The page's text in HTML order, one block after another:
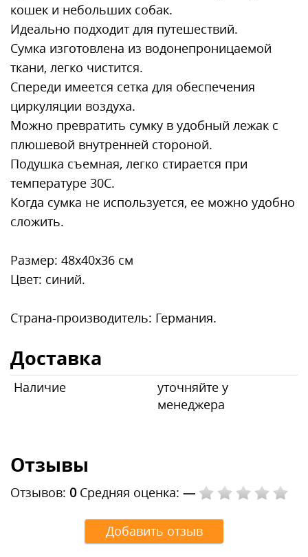
кошек и небольших собак.
Идеально подходит для путешествий.
Сумка изготовлена из водонепроницаемой
ткани, легко чистится.
Спереди имеется сетка для обеспечения
циркуляции воздуха.
Можно превратить сумку в удобный лежак с
плюшевой внутренней стороной.
Подушка съемная, легко стирается при
температуре 30С.
Когда сумка не используется, ее можно удобно
сложить.
Размер: 48х40х36 см
Цвет: синий.
Страна-производитель: Германия.
Доставка
Наличие
уточняйте у
менеджера
Отзывы
Отзывов: 0 Средняя оценка: —
Добавить отзыв